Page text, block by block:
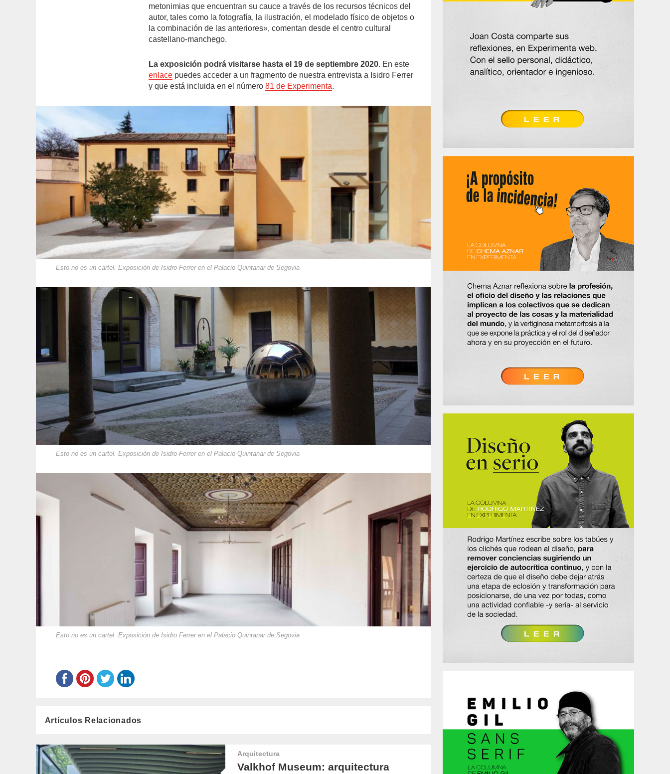
metonimias que encuentran su cauce a través de los recursos técnicos del
autor, tales como la fotografía, la ilustración, el modelado físico de objetos o
la combinación de las anteriores», comentan desde el centro cultural
castellano-manchego.
La exposición podrá visitarse hasta el 19 de septiembre 2020. En este
enlace puedes acceder a un fragmento de nuestra entrevista a Isidro Ferrer
y que está incluida en el número81 de Experimenta.
Esto no es un cartel. Exposición de Isidro Ferrer en el Palacio Quintanar de Segovia
Esto no es un cartel. Exposición de Isidro Ferrer en el Palacio Quintanar de Segovia
Esto no es un cartel. Exposición de Isidro Ferrer en el Palacio Quintanar de Segovia
Artículos Relacionados
Arquitectura
Valkhof Museum: arquitectura